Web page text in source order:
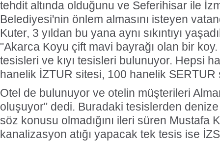
tehdit altında olduğunu ve Seferihisar ile
Belediyesi'nin önlem almasını isteyen
Kuter, 3 yıldan bu yana aynı sıkıntıyı
"Akarca Koyu çift mavi bayrağı olan bir
tesisleri ve kıyı tesisleri bulunuyor. Hepsi
hanelik İZTUR sitesi, 100 hanelik
Otel de bulunuyor ve otelin müşterileri
oluşuyor" dedi. Buradaki tesislerden denize
söz konusu olmadığını ileri süren Mustafa
kanalizasyon atığı yapacak tek tesis ise